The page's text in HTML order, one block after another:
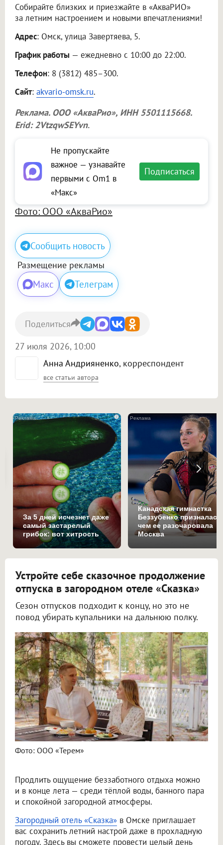
Собирайте близких и приезжайте в «АкваРИО»
за летним настроением и новыми впечатлениями!
Адрес: Омск, улица Завертяева, 5.
График работы — ежедневно с 10:00 до 22:00.
Телефон: 8 (3812) 485–300.
Сайт: akvario-omsk.ru.
Реклама. ООО «АкваРио», ИНН 5501115668.
Erid: 2VtzqwSEYvn.
Не пропускайте
важное — узнавайте
первыми с Om1 в
«Макс»
Подписаться
Фото: ООО «АкваРио»
Сообщить новость
Размещение рекламы
Макс Телеграм
Анна Андрияненко, корреспондент
все статьи автора
27 июля 2026, 10:00
Поделиться
i
За 5 дней исчезнет даже
самый застарелый
грибок: вот хитрость
Канадская гимнастка
Беззубенко
чем ее разочаровала
Москва
Устройте себе сказочное продолжение
отпуска в загородном отеле «Сказка»
Сезон отпусков подходит к концу, но это не
повод убирать купальники на дальнюю полку.
Фото: ООО «Терем»
Продлить ощущение беззаботного отдыха можно
и в конце лета — среди тёплой воды, банного пара
и спокойной загородной атмосферы.
Загородный отель «Сказка» в Омске приглашает
вас сохранить летний настрой даже в прохладную
погоду. Здесь вы сможете провести целый день